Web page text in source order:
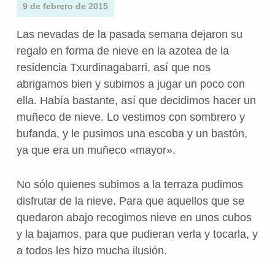
9 de febrero de 2015
Las nevadas de la pasada semana dejaron su
regalo en forma de nieve en la azotea de la
residencia Txurdinagabarri, así que nos
abrigamos bien y subimos a jugar un poco con
ella. Había bastante, así que decidimos hacer un
muñeco de nieve. Lo vestimos con sombrero y
bufanda, y le pusimos una escoba y un bastón,
ya que era un muñeco «mayor».
No sólo quienes subimos a la terraza pudimos
disfrutar de la nieve. Para que aquellos que se
quedaron abajo recogimos nieve en unos cubos
y la bajamos, para que pudieran verla y tocarla, y
a todos les hizo mucha ilusión.